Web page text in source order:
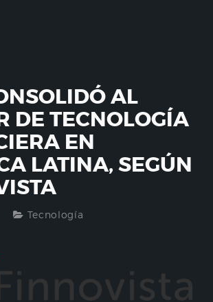
AL
DE TECNOLOGÍA
EN
LATINA, SEGÚN
Tecnología